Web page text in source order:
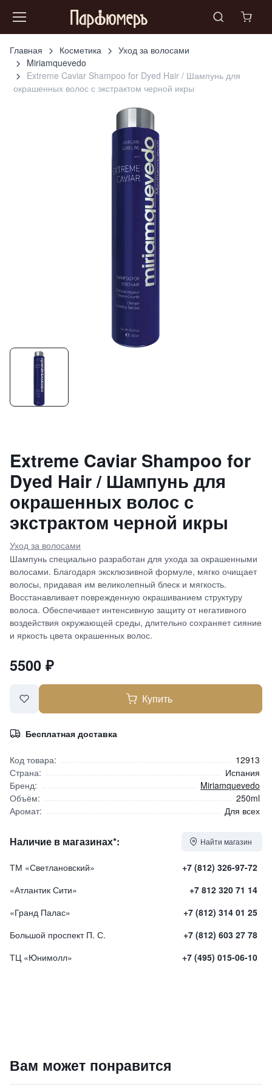
Главная Косметика
Уход за волосами
Miriamquevedo
Extreme Caviar Shampoo for Dyed Hair / Шампунь для
окрашенных волос с экстрактом черной икры
Extreme Caviar Shampoo for
Dyed Hair / Шампунь для
окрашенных волос с
экстрактом черной икры
Уход за волосами
Шампунь специально разработан для ухода за окрашенными
волосами. Благодаря эксклюзивной формуле, мягко очищает
волосы, придавая им великолепный блеск и мягкость.
Восстанавливает поврежденную окрашиванием структуру
волоса. Обеспечивает интенсивную защиту от негативного
воздействия окружающей среды, длительно сохраняет сияние
и яркость цвета окрашенных волос.
5500 ₽
Купить
Бесплатная доставка
Код товара:
12913
Страна:
Испания
Бренд:
Miriamquevedo
Объём:
250ml
Аромат:
Для всех
Наличие в магазинах*: Найти магазин
ТМ «Светлановский»
+7 (812) 326-97-72
«Атлантик Сити»
+7 812 320 71 14
«Гранд Палас»
+7 (812) 314 01 25
Большой проспект П. С.
+7 (812) 603 27 78
ТЦ «Юнимолл»
+7 (495) 015-06-10
5500₽9 840 ₽
Вам может понравится